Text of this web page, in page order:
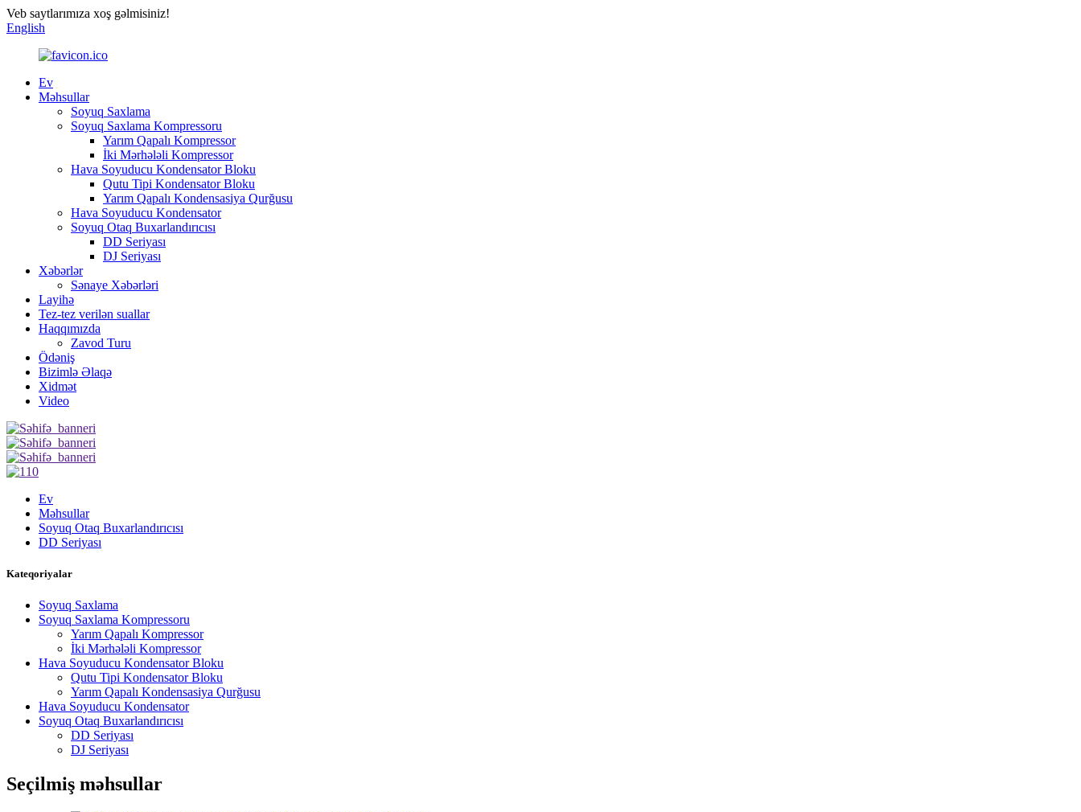
Veb saytlarımıza xoş gəlmisiniz!
English
Ev
Məhsullar
Soyuq Saxlama
Soyuq Saxlama Kompressoru
Yarım Qapalı Kompressor
İki Mərhələli Kompressor
Hava Soyuducu Kondensator Bloku
Qutu Tipi Kondensator Bloku
Yarım Qapalı Kondensasiya Qurğusu
Hava Soyuducu Kondensator
Soyuq Otaq Buxarlandırıcısı
DD Seriyası
DJ Seriyası
Xəbərlər
Sənaye Xəbərləri
Layihə
Tez-tez verilən suallar
Haqqımızda
Zavod Turu
Ödəniş
Bizimlə Əlaqə
Xidmət
Video
Ev
Məhsullar
Soyuq Otaq Buxarlandırıcısı
DD Seriyası
Kateqoriyalar
Soyuq Saxlama
Soyuq Saxlama Kompressoru
Yarım Qapalı Kompressor
İki Mərhələli Kompressor
Hava Soyuducu Kondensator Bloku
Qutu Tipi Kondensator Bloku
Yarım Qapalı Kondensasiya Qurğusu
Hava Soyuducu Kondensator
Soyuq Otaq Buxarlandırıcısı
DD Seriyası
DJ Seriyası
Seçilmiş məhsullar